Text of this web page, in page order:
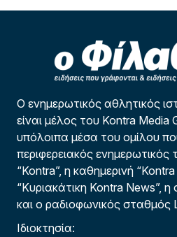
Ο ενημερωτικός αθλητικός
είναι μέλος του Kontra
υπόλοιπα μέσα του ομίλου
περιφερειακός
“Kontra”, η καθημερινή
“Κυριακάτικη Kontra News”,
και ο ραδιοφωνικός σταθμός
Ιδιοκτησία: